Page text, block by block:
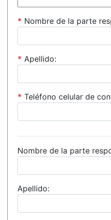
* Nombre de la parte
* Apellido:
* Teléfono celular de
Nombre de la parte
Apellido: